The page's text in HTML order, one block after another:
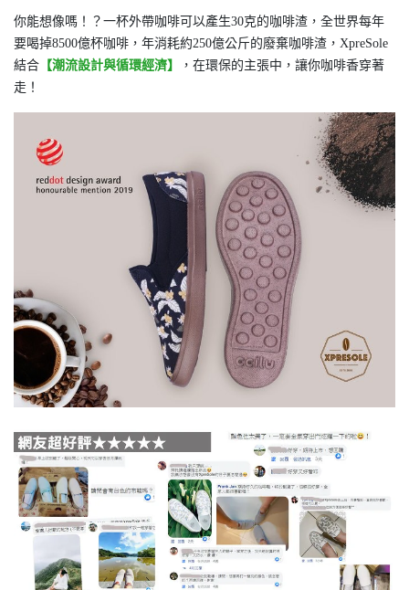
你能想像嗎！？一杯外帶咖啡可以產生30克的咖啡渣，全世界每年
要喝掉8500億杯咖啡，年消耗約250億公斤的廢棄咖啡渣，XpreSole
結合 【潮流設計與循環經濟】
，在環保的主張中，讓你咖啡香穿著
走！